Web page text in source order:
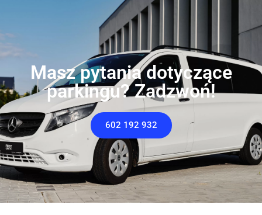
Masz pytania dotyczące
parkingu? Zadzwoń!
602 192 932